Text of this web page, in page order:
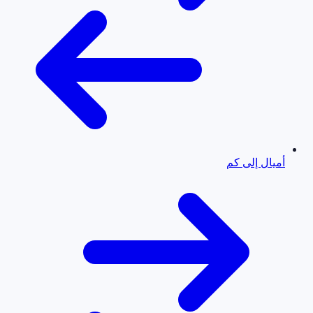
أميال إلى كم